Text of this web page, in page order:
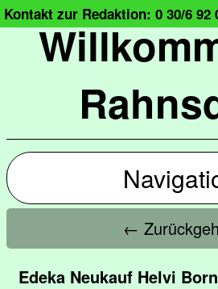
Kontakt zur Redaktion: 0 30/6 92
←
Edeka Neukauf Helvi Born